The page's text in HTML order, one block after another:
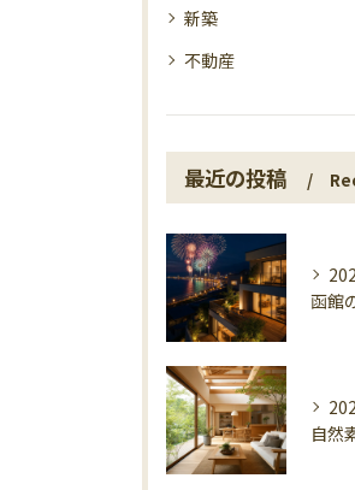
新築
不動産
最近の投稿